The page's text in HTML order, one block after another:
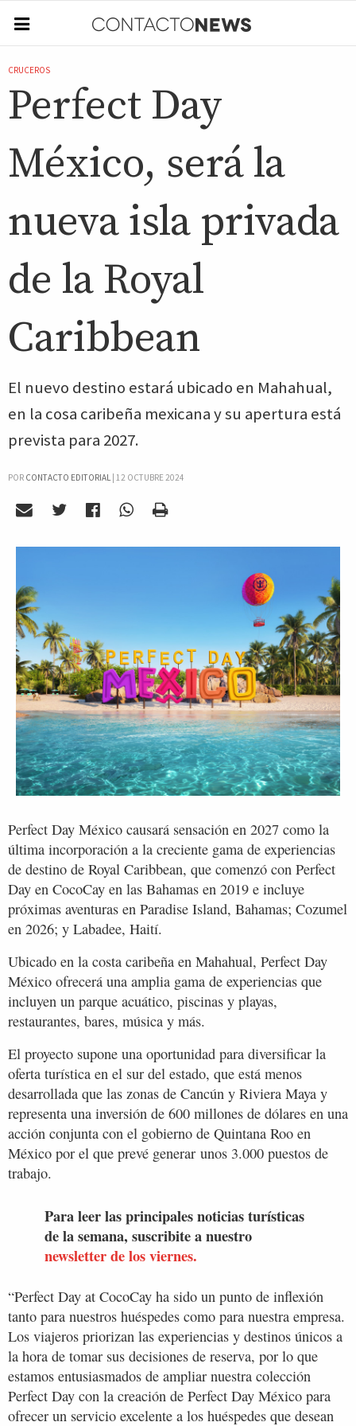
CRUCEROS
Perfect Day
México, será la
nueva isla privada
de la Royal
Caribbean
El nuevo destino estará ubicado en Mahahual,
en la cosa caribeña mexicana y su apertura está
prevista para 2027.
POR CONTACTO EDITORIAL| 12 OCTUBRE 2024
Perfect Day México causará sensación en 2027 como la
última incorporación a la creciente gama de experiencias
de destino de Royal Caribbean, que comenzó con Perfect
Day en CocoCay en las Bahamas en 2019 e incluye
próximas aventuras en Paradise Island, Bahamas; Cozumel
en 2026; y Labadee, Haití.
Ubicado en la costa caribeña en Mahahual, Perfect Day
México ofrecerá una amplia gama de experiencias que
incluyen un parque acuático, piscinas y playas,
restaurantes, bares, música y más.
El proyecto supone una oportunidad para diversificar la
oferta turística en el sur del estado, que está menos
desarrollada que las zonas de Cancún y Riviera Maya y
representa una inversión de 600 millones de dólares en una
acción conjunta con el gobierno de Quintana Roo en
México por el que prevé generar unos 3.000 puestos de
trabajo.
Para leer las principales noticias turísticas
de la semana, suscribite a nuestro
newsletter de los viernes.
“Perfect Day at CocoCay ha sido un punto de inflexión
tanto para nuestros huéspedes como para nuestra empresa.
Los viajeros priorizan las experiencias y destinos únicos a
la hora de tomar sus decisiones de reserva, por lo que
estamos entusiasmados de ampliar nuestra colección
Perfect Day con la creación de Perfect Day México para
ofrecer un servicio excelente a los huéspedes que desean